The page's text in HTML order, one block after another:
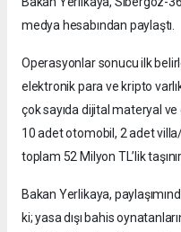
medya hesabından paylaştı.
Operasyonlar sonucu ilk
elektronik para ve kripto varlık
çok sayıda dijital materyal
10 adet otomobil, 2 adet
toplam 52 Milyon TL’lik
Bakan Yerlikaya,
ki; yasa dışı bahis